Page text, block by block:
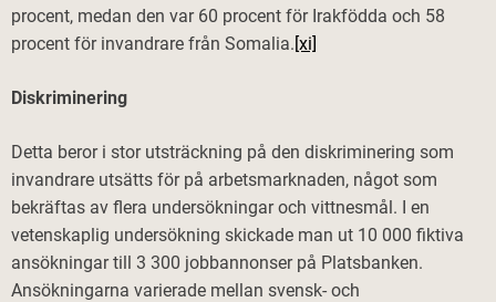
procent, medan den var 60 procent för Irakfödda och 58
procent för invandrare från Somalia.[xi]
Diskriminering
Detta beror i stor utsträckning på den diskriminering som
invandrare utsätts för på arbetsmarknaden, något som
bekräftas av flera undersökningar och vittnesmål. I en
vetenskaplig undersökning skickade man ut 10 000 fiktiva
ansökningar till 3 300 jobbannonser på Platsbanken.
Ansökningarna varierade mellan svensk- och